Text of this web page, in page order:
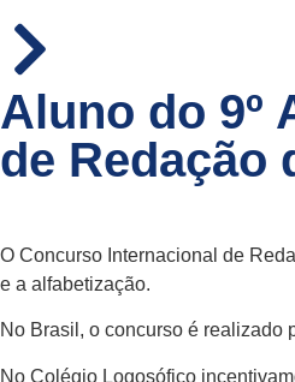
Aluno do 9º
de Redação
O Concurso Internacional de
e a alfabetização.
No Brasil, o concurso é realizado
No Colégio Logosófico